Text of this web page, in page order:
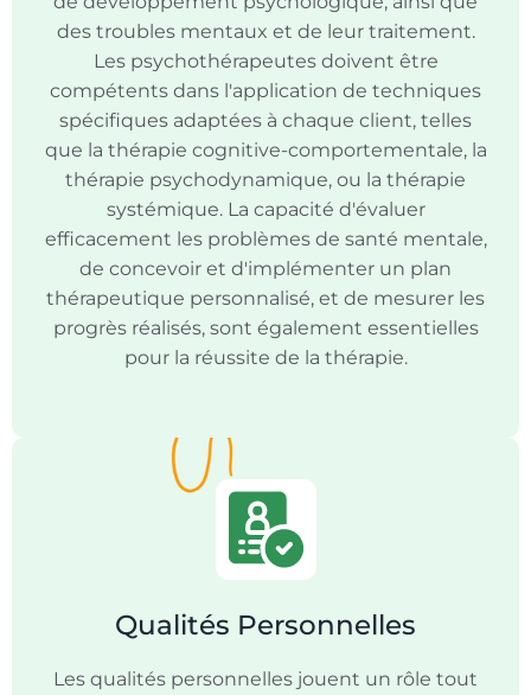
des troubles mentaux et de leur traitement.
Les psychothérapeutes doivent être
compétents dans l'application de techniques
spécifiques adaptées à chaque client, telles
que la thérapie cognitive-comportementale, la
thérapie psychodynamique, ou la thérapie
systémique. La capacité d'évaluer
efficacement les problèmes de santé mentale,
de concevoir et d'implémenter un plan
thérapeutique personnalisé, et de mesurer les
progrès réalisés, sont également essentielles
pour la réussite de la thérapie.
Qualités Personnelles
Les qualités personnelles jouent un rôle tout